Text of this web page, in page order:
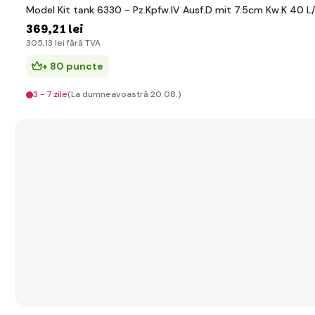
Model Kit tank 6330 - Pz.Kpfw.IV Ausf.D mit 7.5cm Kw.K 40
369,21 lei
305,13 lei fără TVA
+ 80 puncte
3 - 7 zile(La dumneavoastră 20.08.)